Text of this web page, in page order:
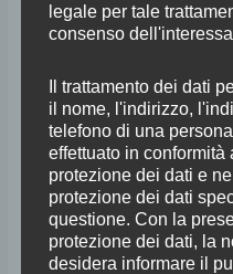
Egitto” di Rossini
Quartetto n. 17 per archi
legale per tale
consenso
Il trattamento dei dati
il nome, l'indirizzo,
telefono di una
effettuato in
protezione dei dati e
protezione dei dati
questione. Con la
protezione dei dati, la
desidera informare il